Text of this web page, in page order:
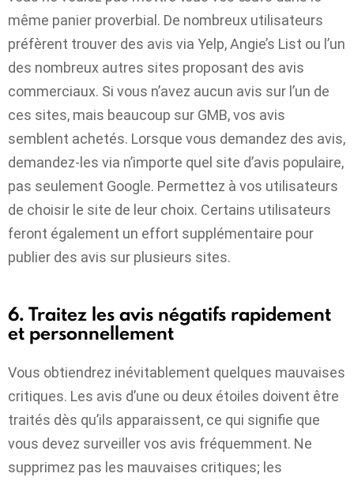
même panier proverbial. De nombreux utilisateurs
préfèrent trouver des avis via Yelp, Angie’s List ou l’un
des nombreux autres sites proposant des avis
commerciaux. Si vous n’avez aucun avis sur l’un de
ces sites, mais beaucoup sur GMB, vos avis
semblent achetés. Lorsque vous demandez des avis,
demandez-les via n’importe quel site d’avis populaire,
pas seulement Google. Permettez à vos utilisateurs
de choisir le site de leur choix. Certains utilisateurs
feront également un effort supplémentaire pour
publier des avis sur plusieurs sites.
6. Traitez les avis négatifs rapidement
et personnellement
Vous obtiendrez inévitablement quelques mauvaises
critiques. Les avis d’une ou deux étoiles doivent être
traités dès qu’ils apparaissent, ce qui signifie que
vous devez surveiller vos avis fréquemment. Ne
supprimez pas les mauvaises critiques; les